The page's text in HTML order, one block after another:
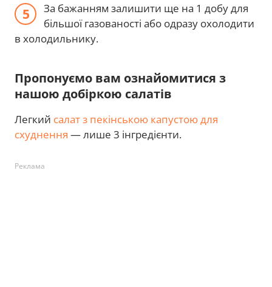
За бажанням залишити ще на 1 добу для
більшої газованості або одразу охолодити
в холодильнику.
Пропонуємо вам ознайомитися з
нашою добіркою салатів
Легкий салат з пекінською капустою для
схуднення — лише 3 інгредієнти.
Реклама